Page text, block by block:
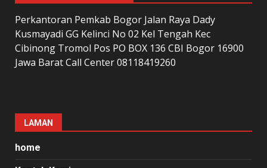
Perkantoran Pemkab Bogor Jalan Raya Dady
Kusmayadi GG Kelinci No 02 Kel Tengah Kec
Cibinong Tromol Pos PO BOX 136 CBI Bogor 16900
Jawa Barat Call Center 08118419260
LAMAN
home